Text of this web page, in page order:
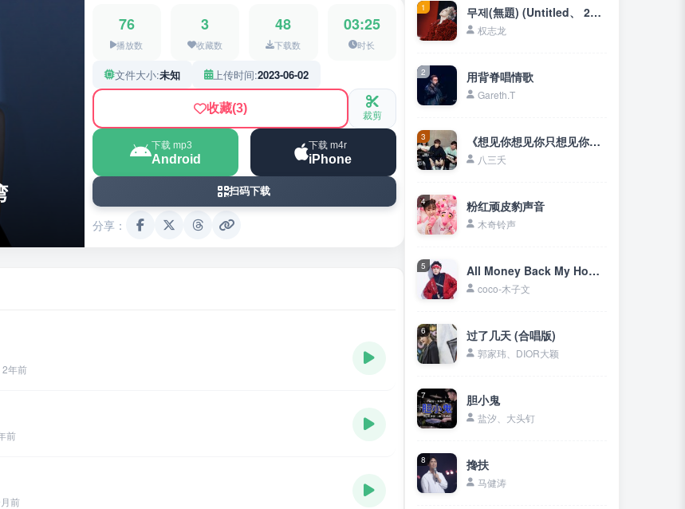
76
播放数
3
收藏数
48
下载数
03:25
时长
文件大小:未知 上传时间:2023-06-02
收藏(3) 裁剪
下载 mp3
Android
下载 m4r
iPhone
扫码下载
分享：
2年前
前
前
1 무제(無題) (Untitled、 2014)
权志龙
2 用背脊唱情歌
Gareth.T
3 《想见你想见你只想见你》想见你只想见你❤未来过去我只想见你
八三夭
4 粉红顽皮豹声音
木奇铃声
5 All Money Back My Home (把钱往我家里送)
coco-木子文
6 过了几天 (合唱版)
郭家玮、DIOR大颖
7 胆小鬼
盐汐、大头钉
8 搀扶
马健涛